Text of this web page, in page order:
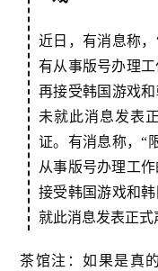
3
0
日
游
茶
对
接
近日，有消息称，
有从事版号办理
再接受韩国游戏
未就此消息发表
证。有消息称，“
从事版号办理工
接受韩国游戏和
就此消息发表正式
茶馆注：如果是真